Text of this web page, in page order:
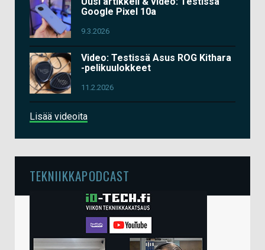
Google Pixel 10a
9.3.2026
Video: Testissä Asus ROG Kithara
-pelikuulokkeet
11.2.2026
Lisää videoita
TEKNIIKKAPODCAST